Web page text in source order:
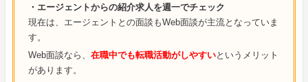
・エージェントからの紹介求人を週一でチェック
現在は、エージェントとの面談もWeb面談が主流となっていま
す。
Web面談なら、 在職中でも転職活動がしやすいというメリット
があります。